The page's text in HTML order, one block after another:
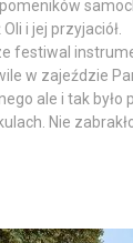
i jej przyjaciół.
festiwal
w zajeździe
ale i tak było
Nie